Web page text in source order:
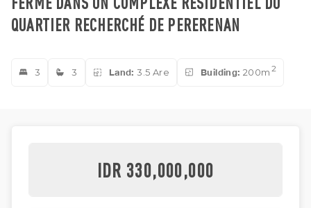
QUARTIER RECHERCHÉ DE PERERENAN
3 3 Land: 3.5 Are Building: 200m 2
IDR 330,000,000